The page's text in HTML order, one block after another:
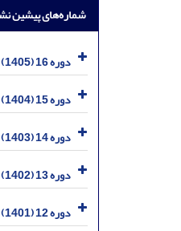
شماره‌های پیشین
دوره 16 (1405)
دوره 15 (1404)
دوره 14 (1403)
دوره 13 (1402)
دوره 12 (1401)